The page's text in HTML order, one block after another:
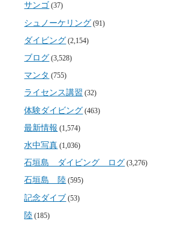
サンゴ (37)
シュノーケリング (91)
ダイビング (2,154)
ブログ (3,528)
マンタ (755)
ライセンス講習 (32)
体験ダイビング (463)
最新情報 (1,574)
水中写真 (1,036)
石垣島 ダイビング ログ (3,276)
石垣島 陸 (595)
記念ダイブ (53)
陸 (185)